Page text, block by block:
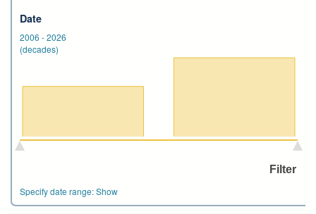
Date
2006 -2026
(decades)
Specify date range:Show